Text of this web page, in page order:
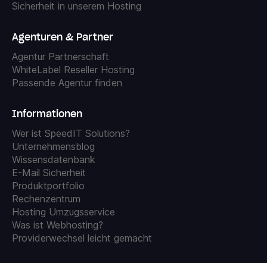
Sicherheit in unserem Hosting
Agenturen & Partner
Agentur Partnerschaft
WhiteLabel Reseller Hosting
Passende Agentur finden
Informationen
Wer ist SpeedIT Solutions?
Unternehmensblog
Wissensdatenbank
E-Mail Sicherheit
Produktportfolio
Rechenzentrum
Hosting Umzugsservice
Was ist Webhosting?
Providerwechsel leicht gemacht